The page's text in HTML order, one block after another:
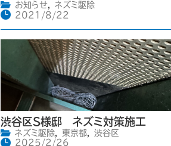
お知らせ,
ネズミ駆除
2021/8/22
渋谷区S様邸 ネズミ対策施工
ネズミ駆除, 東京都,
渋谷区
2025/2/26